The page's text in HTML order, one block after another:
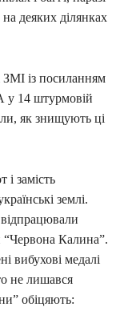
деяких ділянках
із посиланням
у 14 штурмовій
як знищують ці
і замість
землі.
Калина”.
вибухові медалі
не лишався
обіцяють: